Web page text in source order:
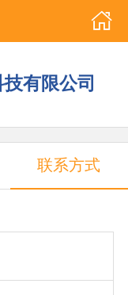
有限公司
联系方式